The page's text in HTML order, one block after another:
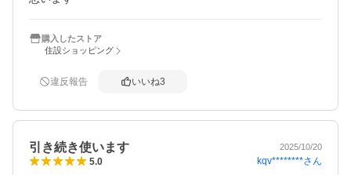
購入したストア
住設ショッピング
違反報告 いいね3
引き続き使います 2025/10/20
5.0 kqv********さん